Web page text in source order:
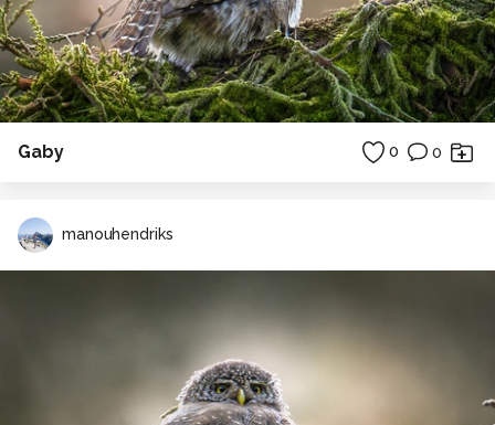
Gaby 0 0
manouhendriks